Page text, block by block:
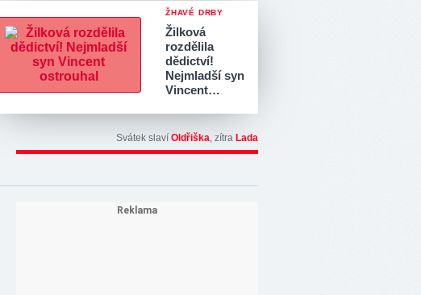
ŽHAVÉ DRBY
Žilková
rozdělila
dědictví!
Nejmladší syn
Vincent…
Svátek slaví Oldřiška, zítra Lada